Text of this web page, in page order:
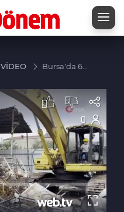
Bursa'da 6
yerine iş
makineleriyle
oynuyor